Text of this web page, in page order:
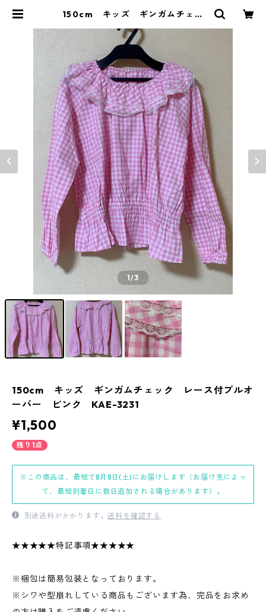
150cm キッズ ギンガムチェッ
ク KAE-3231 | DOLUCK PROD
UCE
1/3
150cm キッズ ギンガムチェック レース付プルオ
ーバー ピンク KAE-3231
¥1,500
残り1点
※この商品は、最短で8月8日(土)にお届けします（お届け先によっ
て、最短到着日に数日追加される場合があります）。
別途送料がかかります。送料を確認する
★★★★★特記事項★★★★★
※梱包は簡易包装となっております。
※シワや型崩れしている商品もございます為、完品をお求め